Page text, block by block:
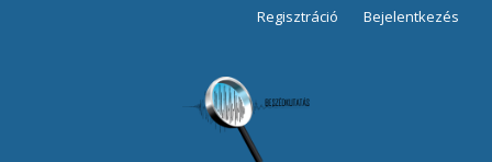
Regisztráció Bejelentkezés